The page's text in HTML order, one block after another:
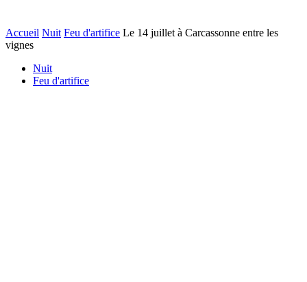
Accueil Nuit Feu d'artifice Le 14 juillet à Carcassonne entre les
vignes
Nuit
Feu d'artifice